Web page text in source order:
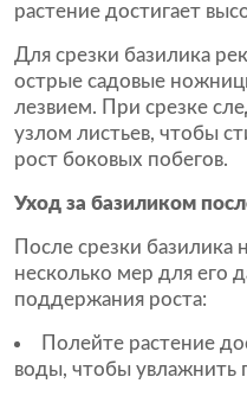
растение достигает
Для срезки базилика
острые садовые
лезвием. При срезке
узлом листьев, чтобы
рост боковых побегов.
Уход за базиликом
После срезки
несколько мер для его
поддержания роста:
Полейте растение
воды, чтобы увлажнить